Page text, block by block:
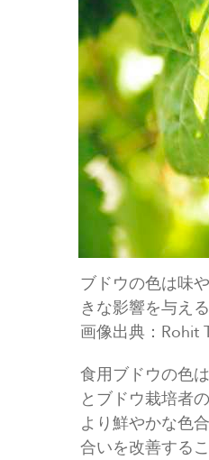
ブドウの色は味
きな影響を与える
画像出典：Rohit
食用ブドウの色
とブドウ栽培者
より鮮やかな色
合いを改善する